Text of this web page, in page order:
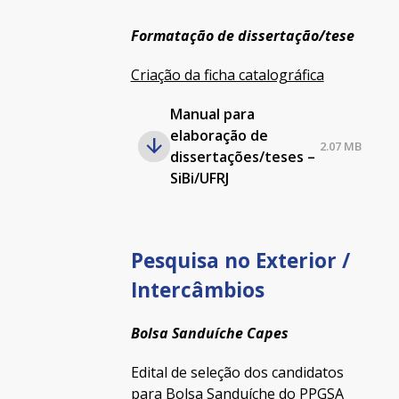
Formatação de dissertação/tese
Criação da ficha catalográfica
Manual para
elaboração de
dissertações/teses –
SiBi/UFRJ
2.07 MB
Pesquisa no Exterior /
Intercâmbios
Bolsa Sanduíche Capes
Edital de seleção dos candidatos
para Bolsa Sanduíche do PPGSA